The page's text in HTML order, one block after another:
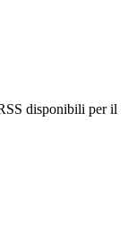
disponibili per il